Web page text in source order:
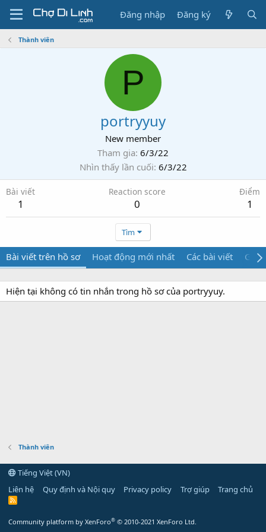
Đăng nhập Đăng ký
Thành viên
P
portryyuy
New member
Tham gia 6/3/22
Nhìn thấy lần cuối 6/3/22
Bài viết
1
Reaction score
0
Điểm
1
Tìm
Bài viết trên hồ sơ Hoạt động mới nhất Các bài viết Giới
Hiện tại không có tin nhắn trong hồ sơ của portryyuy.
Thành viên
Tiếng Việt (VN)
Liên hệ
Quy định và Nội quy Privacy policy Trợ giúp Trang chủ
R
Community platform by XenForo® © 2010-2021 XenForo Ltd.